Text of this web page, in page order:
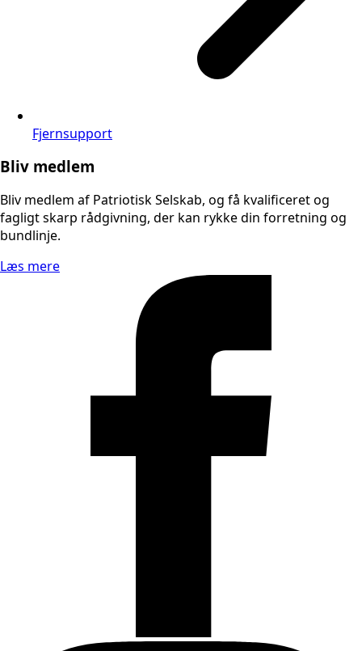
Fjernsupport
Bliv medlem
Bliv medlem af Patriotisk Selskab, og få kvalificeret og
fagligt skarp rådgivning, der kan rykke din forretning og
bundlinje.
Læs mere